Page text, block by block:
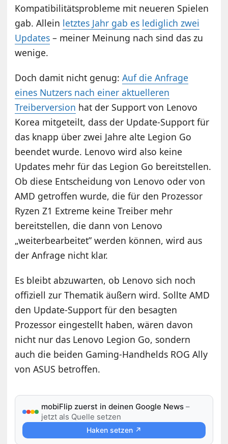
Kompatibilitätsprobleme mit neueren Spielen
gab. Allein letztes Jahr gab es lediglich zwei
Updates – meiner Meinung nach sind das zu
wenige.
Doch damit nicht genug:Auf die Anfrage
eines Nutzers nach einer aktuelleren
Treiberversion hat der Support von Lenovo
Korea mitgeteilt, dass der Update-Support für
das knapp über zwei Jahre alte Legion Go
beendet wurde. Lenovo wird also keine
Updates mehr für das Legion Go bereitstellen.
Ob diese Entscheidung von Lenovo oder von
AMD getroffen wurde, die für den Prozessor
Ryzen Z1 Extreme keine Treiber mehr
bereitstellen, die dann von Lenovo
„weiterbearbeitet” werden können, wird aus
der Anfrage nicht klar.
Es bleibt abzuwarten, ob Lenovo sich noch
offiziell zur Thematik äußern wird. Sollte AMD
den Update-Support für den besagten
Prozessor eingestellt haben, wären davon
nicht nur das Lenovo Legion Go, sondern
auch die beiden Gaming-Handhelds ROG Ally
von ASUS betroffen.
mobiFlip zuerst in deinen Google News –
jetzt als Quelle setzen
Haken setzen ↗